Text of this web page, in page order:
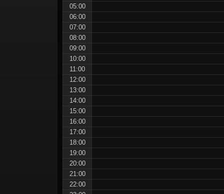
05:00
06:00
07:00
08:00
09:00
10:00
11:00
12:00
13:00
14:00
15:00
16:00
17:00
18:00
19:00
20:00
21:00
22:00